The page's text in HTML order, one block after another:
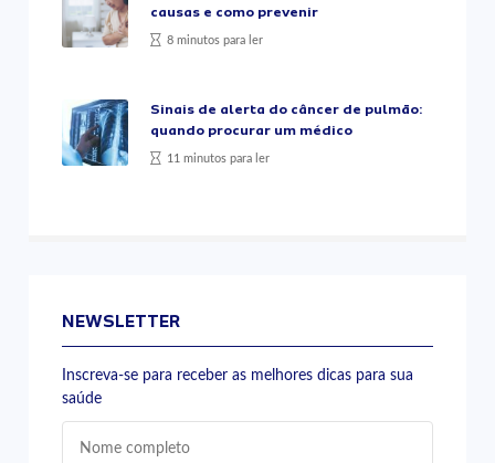
causas e como prevenir
8 minutos para ler
Sinais de alerta do câncer de pulmão:
quando procurar um médico
11 minutos para ler
NEWSLETTER
Inscreva-se para receber as melhores dicas para sua
saúde